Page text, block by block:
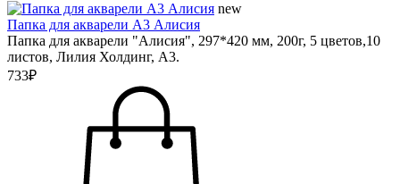
new
Папка для акварели А3 Алисия
Папка для акварели "Алисия", 297*420 мм, 200г, 5 цветов,10
листов, Лилия Холдинг, А3.
733₽